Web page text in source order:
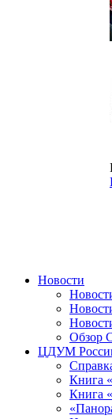
Новости
Обзор
ЦДУМ
Книга
Книга